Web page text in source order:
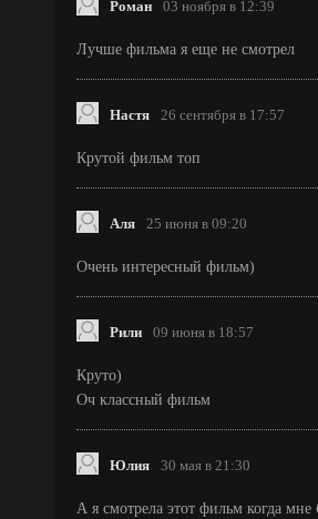
Роман 03 ноября в 12:39
Лучше фильма я еще не смотрел
Настя 26 сентября в 17:57
Крутой фильм топ
Аля 25 июня в 09:20
Очень интересный фильм)
Рили 09 июня в 18:57
Круто)
Оч классный фильм
Юлия 30 мая в 21:30
А я смотрела этот фильм когда мне